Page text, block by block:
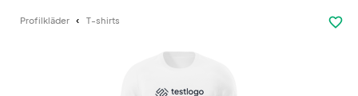
Profilkläder T-shirts favorite_border